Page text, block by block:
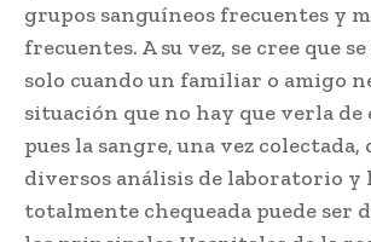
grupos sanguíneos frecuentes y
frecuentes. A su vez, se cree que
solo cuando un familiar o amigo
situación que no hay que verla de
pues la sangre, una vez colectada,
diversos análisis de laboratorio y
totalmente chequeada puede ser